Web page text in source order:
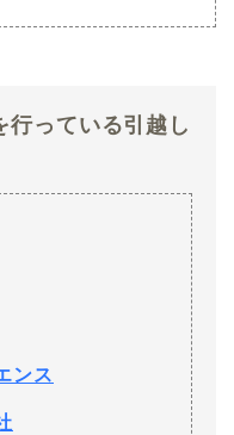
行っている引越し
ンス